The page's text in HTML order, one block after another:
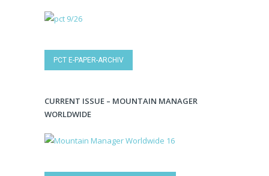
PCT E-PAPER-ARCHIV
CURRENT ISSUE – MOUNTAIN MANAGER
WORLDWIDE